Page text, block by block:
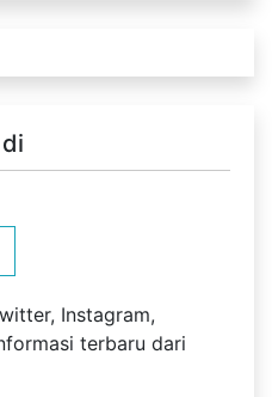
Instagram,
terbaru dari